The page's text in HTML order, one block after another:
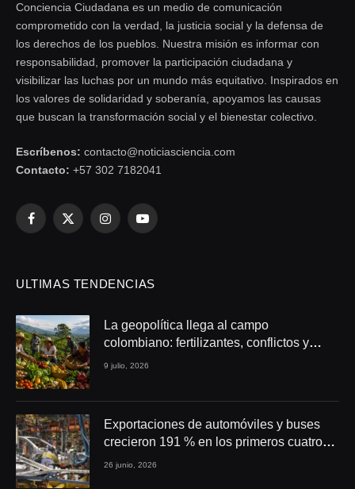
Conciencia Ciudadana es un medio de comunicación
comprometido con la verdad, la justicia social y la defensa de
los derechos de los pueblos. Nuestra misión es informar con
responsabilidad, promover la participación ciudadana y
visibilizar las luchas por un mundo más equitativo. Inspirados en
los valores de solidaridad y soberanía, apoyamos las causas
que buscan la transformación social y el bienestar colectivo.
Escríbenos: contacto@noticiasciencia.com
Contacto: +57 302 7182041
Facebook
X
InstagramYouTube
ULTIMAS TENDENCIAS
La geopolítica llega al campo
colombiano: fertilizantes, conflictos y
seguridad alimentaria
9 julio, 2026
Exportaciones de automóviles y buses
crecieron 191 % en los primeros cuatro
meses de 2026
26 junio, 2026